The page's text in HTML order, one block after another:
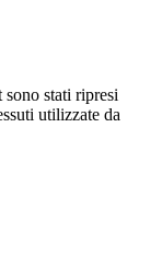
stati ripresi
utilizzate da